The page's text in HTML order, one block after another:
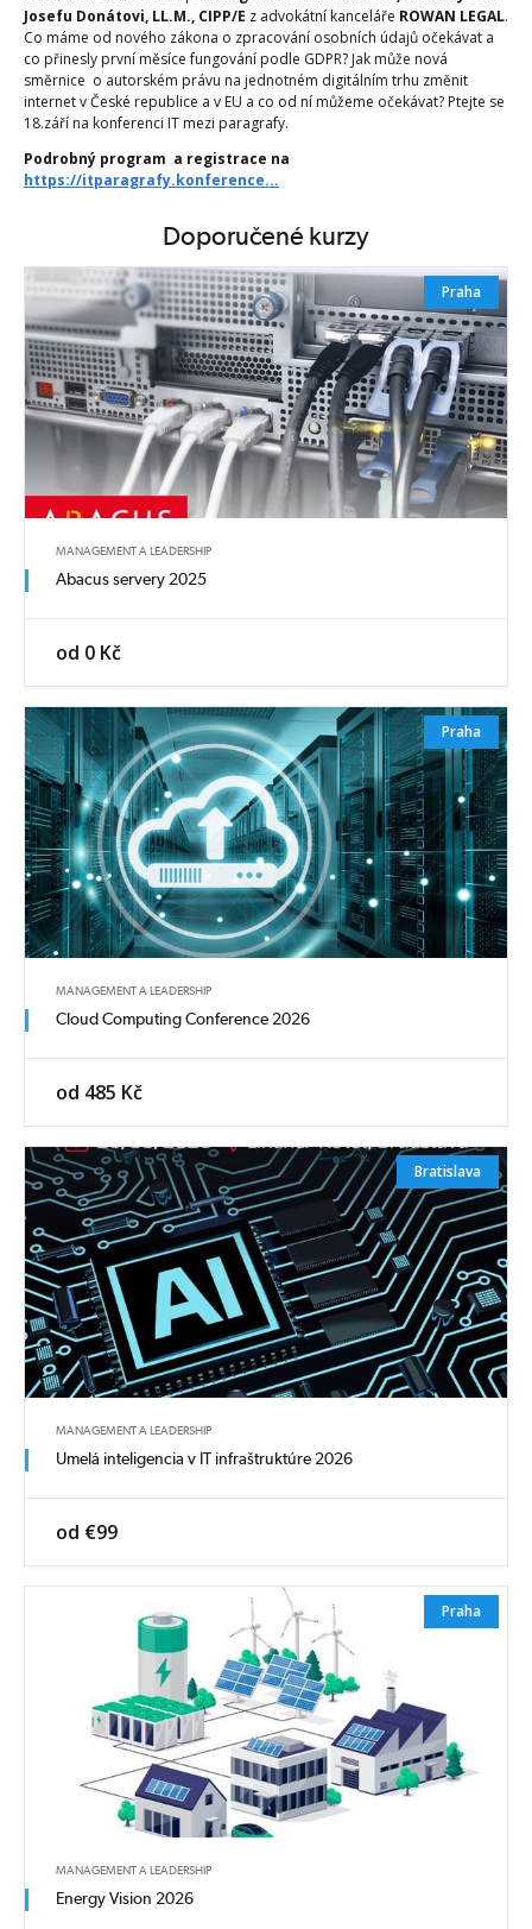
Josefu Donátovi, LL.M., CIPP/E z advokátní kanceláře ROWAN LEGAL.
Co máme od nového zákona o zpracování osobních údajů očekávat a
co přinesly první měsíce fungování podle GDPR? Jak může nová
směrnice o autorském právu na jednotném digitálním trhu změnit
internet v České republice a v EU a co od ní můžeme očekávat? Ptejte se
18.září na konferenci IT mezi paragrafy.
Podrobný program a registrace na
https://itparagrafy.konference...
Doporučené kurzy
Praha
MANAGEMENT A LEADERSHIP
Abacus servery 2025
od 0 Kč
Praha
MANAGEMENT A LEADERSHIP
Cloud Computing Conference 2026
od 485 Kč
Bratislava
MANAGEMENT A LEADERSHIP
Umelá inteligencia v IT infraštruktúre 2026
od €99
Praha
MANAGEMENT A LEADERSHIP
Energy Vision 2026